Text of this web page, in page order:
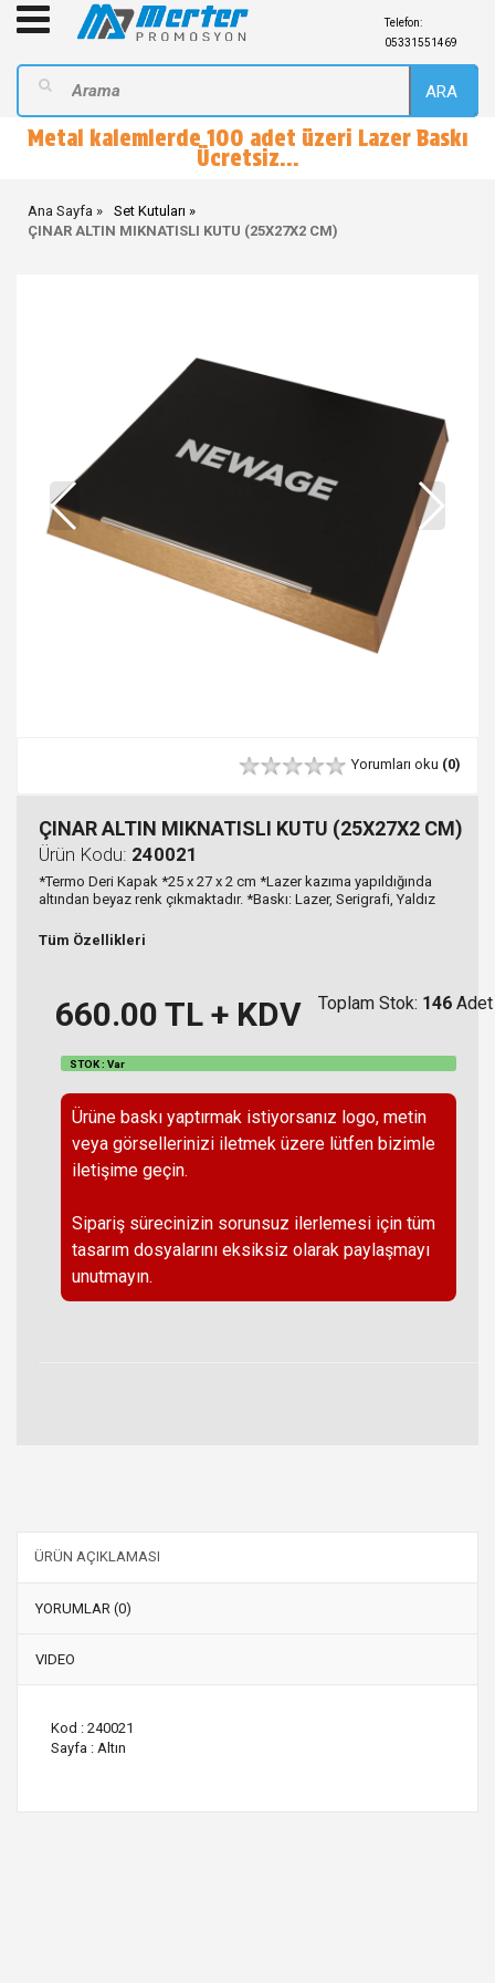
Telefon:
05331551469
ARA
Metal kalemlerde 100 adet üzeri Lazer Baskı
Ücretsiz...
Ana Sayfa
Set Kutuları
ÇINAR ALTIN MIKNATISLI KUTU (25X27X2 CM)
Yorumları oku (0)
ÇINAR ALTIN MIKNATISLI KUTU (25X27X2 CM)
Ürün Kodu: 240021
*Termo Deri Kapak *25 x 27 x 2 cm *Lazer kazıma yapıldığında
altından beyaz renk çıkmaktadır. *Baskı: Lazer, Serigrafi, Yaldız
Tüm Özellikleri
660.00 TL + KDV Toplam Stok: 146 Adet
STOK : Var
Ürüne baskı yaptırmak istiyorsanız logo, metin
veya görsellerinizi iletmek üzere lütfen bizimle
iletişime geçin.
Sipariş sürecinizin sorunsuz ilerlemesi için tüm
tasarım dosyalarını eksiksiz olarak paylaşmayı
unutmayın.
ÜRÜN AÇIKLAMASI
YORUMLAR (0)
VIDEO
Kod : 240021
Sayfa : Altın